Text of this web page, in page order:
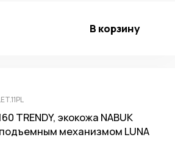
В корзину
TRENDY, экокожа NABUK
подъемным механизмом LUNA